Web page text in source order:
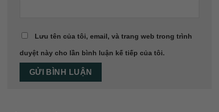
Lưu tên của tôi, email, và trang web trong trình
duyệt này cho lần bình luận kế tiếp của tôi.